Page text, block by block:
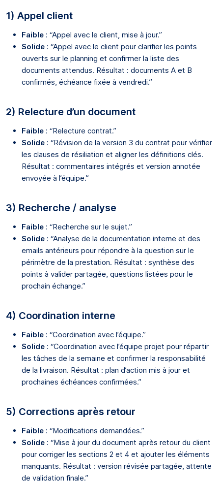
1) Appel client
Faible : “Appel avec le client, mise à jour.”
Solide : “Appel avec le client pour clarifier les points
ouverts sur le planning et confirmer la liste des
documents attendus. Résultat : documents A et B
confirmés, échéance fixée à vendredi.”
2) Relecture d’un document
Faible : “Relecture contrat.”
Solide : “Révision de la version 3 du contrat pour vérifier
les clauses de résiliation et aligner les définitions clés.
Résultat : commentaires intégrés et version annotée
envoyée à l’équipe.”
3) Recherche / analyse
Faible : “Recherche sur le sujet.”
Solide : “Analyse de la documentation interne et des
emails antérieurs pour répondre à la question sur le
périmètre de la prestation. Résultat : synthèse des
points à valider partagée, questions listées pour le
prochain échange.”
4) Coordination interne
Faible : “Coordination avec l’équipe.”
Solide : “Coordination avec l’équipe projet pour répartir
les tâches de la semaine et confirmer la responsabilité
de la livraison. Résultat : plan d’action mis à jour et
prochaines échéances confirmées.”
5) Corrections après retour
Faible : “Modifications demandées.”
Solide : “Mise à jour du document après retour du client
pour corriger les sections 2 et 4 et ajouter les éléments
manquants. Résultat : version révisée partagée, attente
de validation finale.”